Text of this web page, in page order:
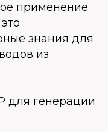
применение
знания для
из
для генерации